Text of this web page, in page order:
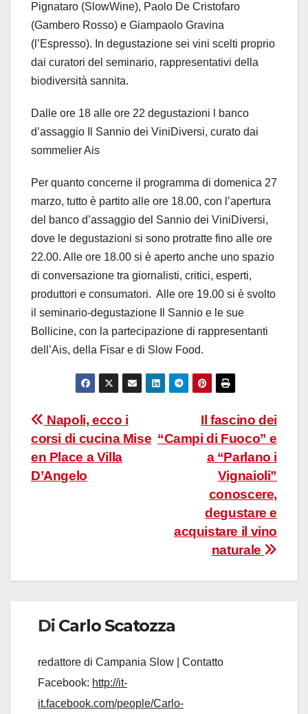
Pignataro (SlowWine), Paolo De Cristofaro
(Gambero Rosso) e Giampaolo Gravina
(l’Espresso). In degustazione sei vini scelti proprio
dai curatori del seminario, rappresentativi della
biodiversità sannita.
Dalle ore 18 alle ore 22 degustazioni l banco
d’assaggio Il Sannio dei ViniDiversi, curato dai
sommelier Ais
Per quanto concerne il programma di domenica 27
marzo, tutto è partito alle ore 18.00, con l’apertura
del banco d’assaggio del Sannio dei ViniDiversi,
dove le degustazioni si sono protratte fino alle ore
22.00. Alle ore 18.00 si è aperto anche uno spazio
di conversazione tra giornalisti, critici, esperti,
produttori e consumatori. Alle ore 19.00 si è svolto
il seminario-degustazione Il Sannio e le sue
Bollicine, con la partecipazione di rappresentanti
dell’Ais, della Fisar e di Slow Food.
Navigazione
articoli
Il fascino dei
“Campi di Fuoco” e
a “Parlano i
Vignaioli”
conoscere,
degustare e
acquistare il vino
naturale
Napoli, ecco i
corsi di cucina Mise
en Place a Villa
D’Angelo
Di Carlo Scatozza
redattore di Campania Slow | Contatto
Facebook: http://it-
it.facebook.com/people/Carlo-